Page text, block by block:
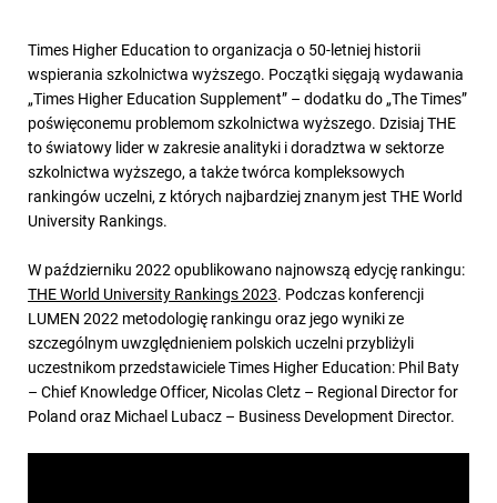
Times Higher Education to organizacja o 50-letniej historii
wspierania szkolnictwa wyższego. Początki sięgają wydawania
„Times Higher Education Supplement” – dodatku do „The Times”
poświęconemu problemom szkolnictwa wyższego. Dzisiaj THE
to światowy lider w zakresie analityki i doradztwa w sektorze
szkolnictwa wyższego, a także twórca kompleksowych
rankingów uczelni, z których najbardziej znanym jest THE World
University Rankings.
W październiku 2022 opublikowano najnowszą edycję rankingu:
THE World University Rankings 2023. Podczas konferencji
LUMEN 2022 metodologię rankingu oraz jego wyniki ze
szczególnym uwzględnieniem polskich uczelni przybliżyli
uczestnikom przedstawiciele Times Higher Education: Phil Baty
– Chief Knowledge Officer, Nicolas Cletz – Regional Director for
Poland oraz Michael Lubacz – Business Development Director.